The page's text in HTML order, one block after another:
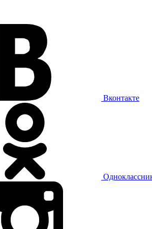
Вконтакте